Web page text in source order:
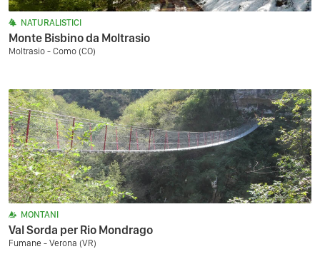
NATURALISTICI
Monte Bisbino da Moltrasio
Moltrasio - Como (CO)
MONTANI
Val Sorda per Rio Mondrago
Fumane - Verona (VR)